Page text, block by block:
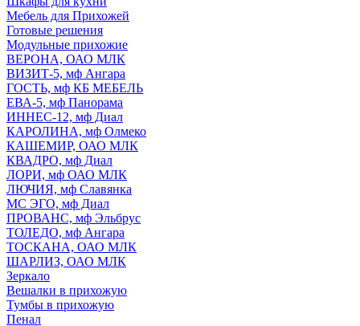
Мебель для Прихожей
Готовые решения
Модульные прихожие
ВЕРОНА, ОАО МЛК
ВИЗИТ-5, мф Ангара
ГОСТЬ, мф КБ МЕБЕЛЬ
ЕВА-5, мф Панорама
ИННЕС-12, мф Диал
КАРОЛИНА, мф Олмеко
КАШЕМИР, ОАО МЛК
КВАДРО, мф Диал
ЛОРИ, мф ОАО МЛК
ЛЮЧИЯ, мф Славянка
МС ЭГО, мф Диал
ПРОВАНС, мф Эльбрус
ТОЛЕДО, мф Ангара
ТОСКАНА, ОАО МЛК
ШАРЛИЗ, ОАО МЛК
Зеркало
Вешалки в прихожую
Тумбы в прихожую
Пенал